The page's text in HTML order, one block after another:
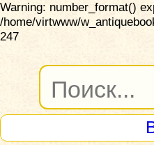
Warning: number_format()
/home/virtwww/
247